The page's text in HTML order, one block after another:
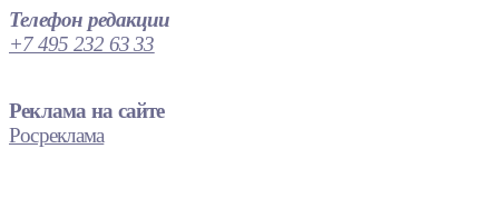
Телефон редакции
+7 495 232 63 33
Реклама на сайте
Росреклама